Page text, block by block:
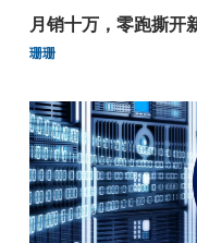
月销十万，零跑撕开
珊珊